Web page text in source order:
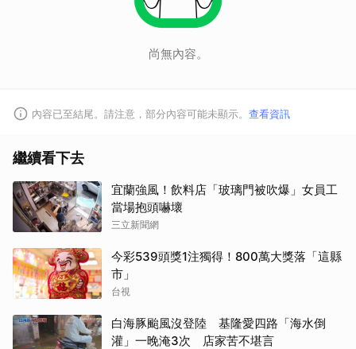
尚無內容。
內容已至結尾。請注意，部分內容可能未顯示。 查看資訊
繼續看下去
宜蘭強風！飲料店「玻璃門被吹爆」女員工
當場抱頭嚇壞
三立新聞網
今彩539頭獎1注獨得！800萬大獎落「這縣
市」
台視
白海豚颱風沒登陸 基隆愛四路「海水倒
灌」一晚淹3次 店家苦不堪言